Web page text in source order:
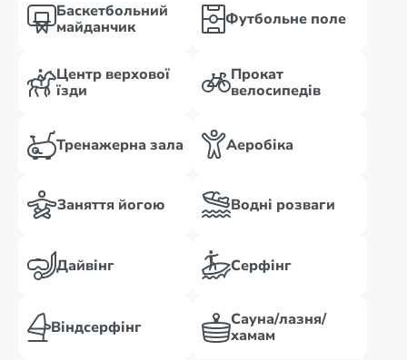
Баскетбольний
майданчик
Футбольне поле
Центр верхової
їзди
Прокат
велосипедів
Тренажерна зала Аеробіка
Заняття йогою Водні розваги
Дайвінг Серфінг
Віндсерфінг
Сауна/лазня/
хамам